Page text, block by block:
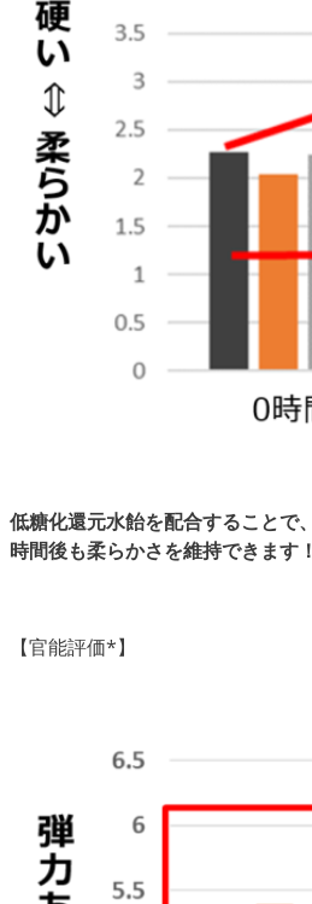
低糖化還元水飴を配合することで、
時間後も柔らかさを維持できます！
【官能評価*】